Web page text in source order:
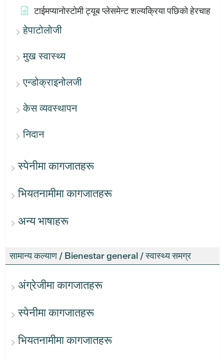
टाईमप्यानोस्टोमी ट्यूब प्लेसमेन्ट शल्यक्रिया पछिको हेरचाह
हेपाटोलोजी
मुख स्वास्थ्य
एन्डोक्राइनोलजी
केस व्यवस्थापन
निदान
स्पेनीमा कागजातहरू
भियतनामीमा कागजातहरू
अन्य भाषाहरू
सामान्य कल्याण / Bienestar general / स्वास्थ्य समग्र
अंग्रेजीमा कागजातहरू
स्पेनीमा कागजातहरू
भियतनामीमा कागजातहरू